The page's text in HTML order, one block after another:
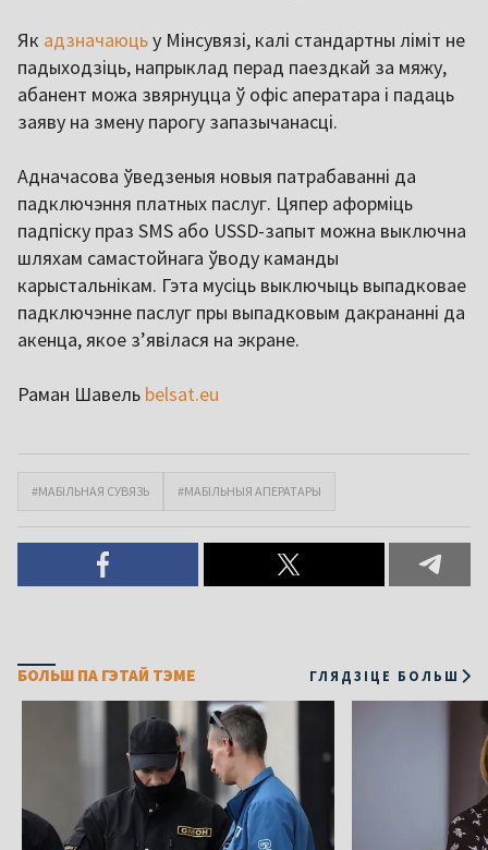
Як адзначаюцьу Мінсувязі, калі стандартны ліміт не
падыходзіць, напрыклад перад паездкай за мяжу,
абанент можа звярнуцца ў офіс аператара і падаць
заяву на змену парогу запазычанасці.
Адначасова ўведзеныя новыя патрабаванні да
падключэння платных паслуг. Цяпер аформіць
падпіску праз SMS або USSD-запыт можна выключна
шляхам самастойнага ўводу каманды
карыстальнікам. Гэта мусіць выключыць выпадковае
падключэнне паслуг пры выпадковым дакрананні да
акенца, якое з’явілася на экране.
Раман Шавель belsat.eu
#МАБІЛЬНАЯ СУВЯЗЬ #МАБІЛЬНЫЯ АПЕРАТАРЫ
БОЛЬШ ПА ГЭТАЙ ТЭМЕ ГЛЯДЗІЦЕ БОЛЬШ